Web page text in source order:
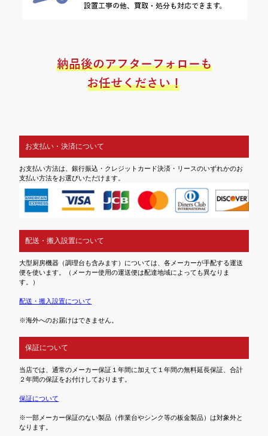
お支払い・決済について
お支払い方法は、銀行振込・クレジットカード決済・リースのいずれかのお
支払い方法をお選びいただけます。
配送・搬入設置について
大型厨房機器（調理台も含みます）については、各メーカーが手配する運送
便を使います。（メーカー使用の運送便は配達地域によっても異なりま
す。）
配送・搬入設置について
※海外へのお届けはできません。
保証について
当店では、通常のメーカー保証１年間に加えて１年間の無料延長保証、合計
２年間の保証をお付けしております。
保証について
※一部メーカー保証のない製品（作業台やシンク等の板金製品）は対象外と
なります。